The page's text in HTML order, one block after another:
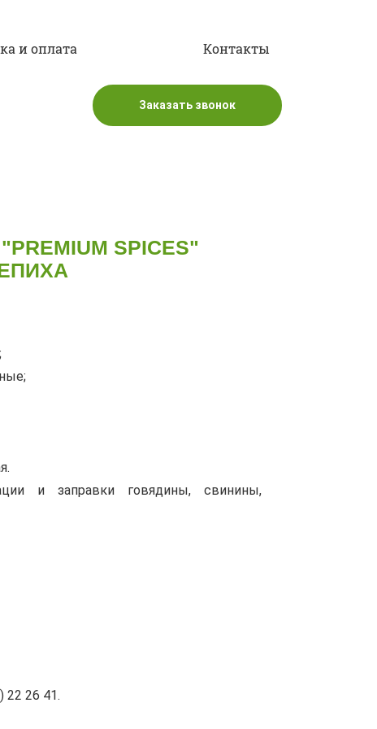
и оплата Контакты
Заказать звонок
SPICES"
и заправки говядины, свинины,
22 26 41.